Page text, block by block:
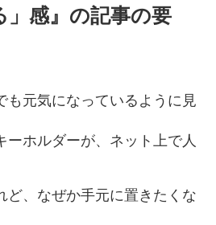
感』の記事の要
も元気になっているように見
ーホルダーが、ネット上で人
ど、なぜか手元に置きたくな